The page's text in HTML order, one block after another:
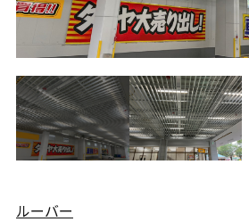
ルーバー